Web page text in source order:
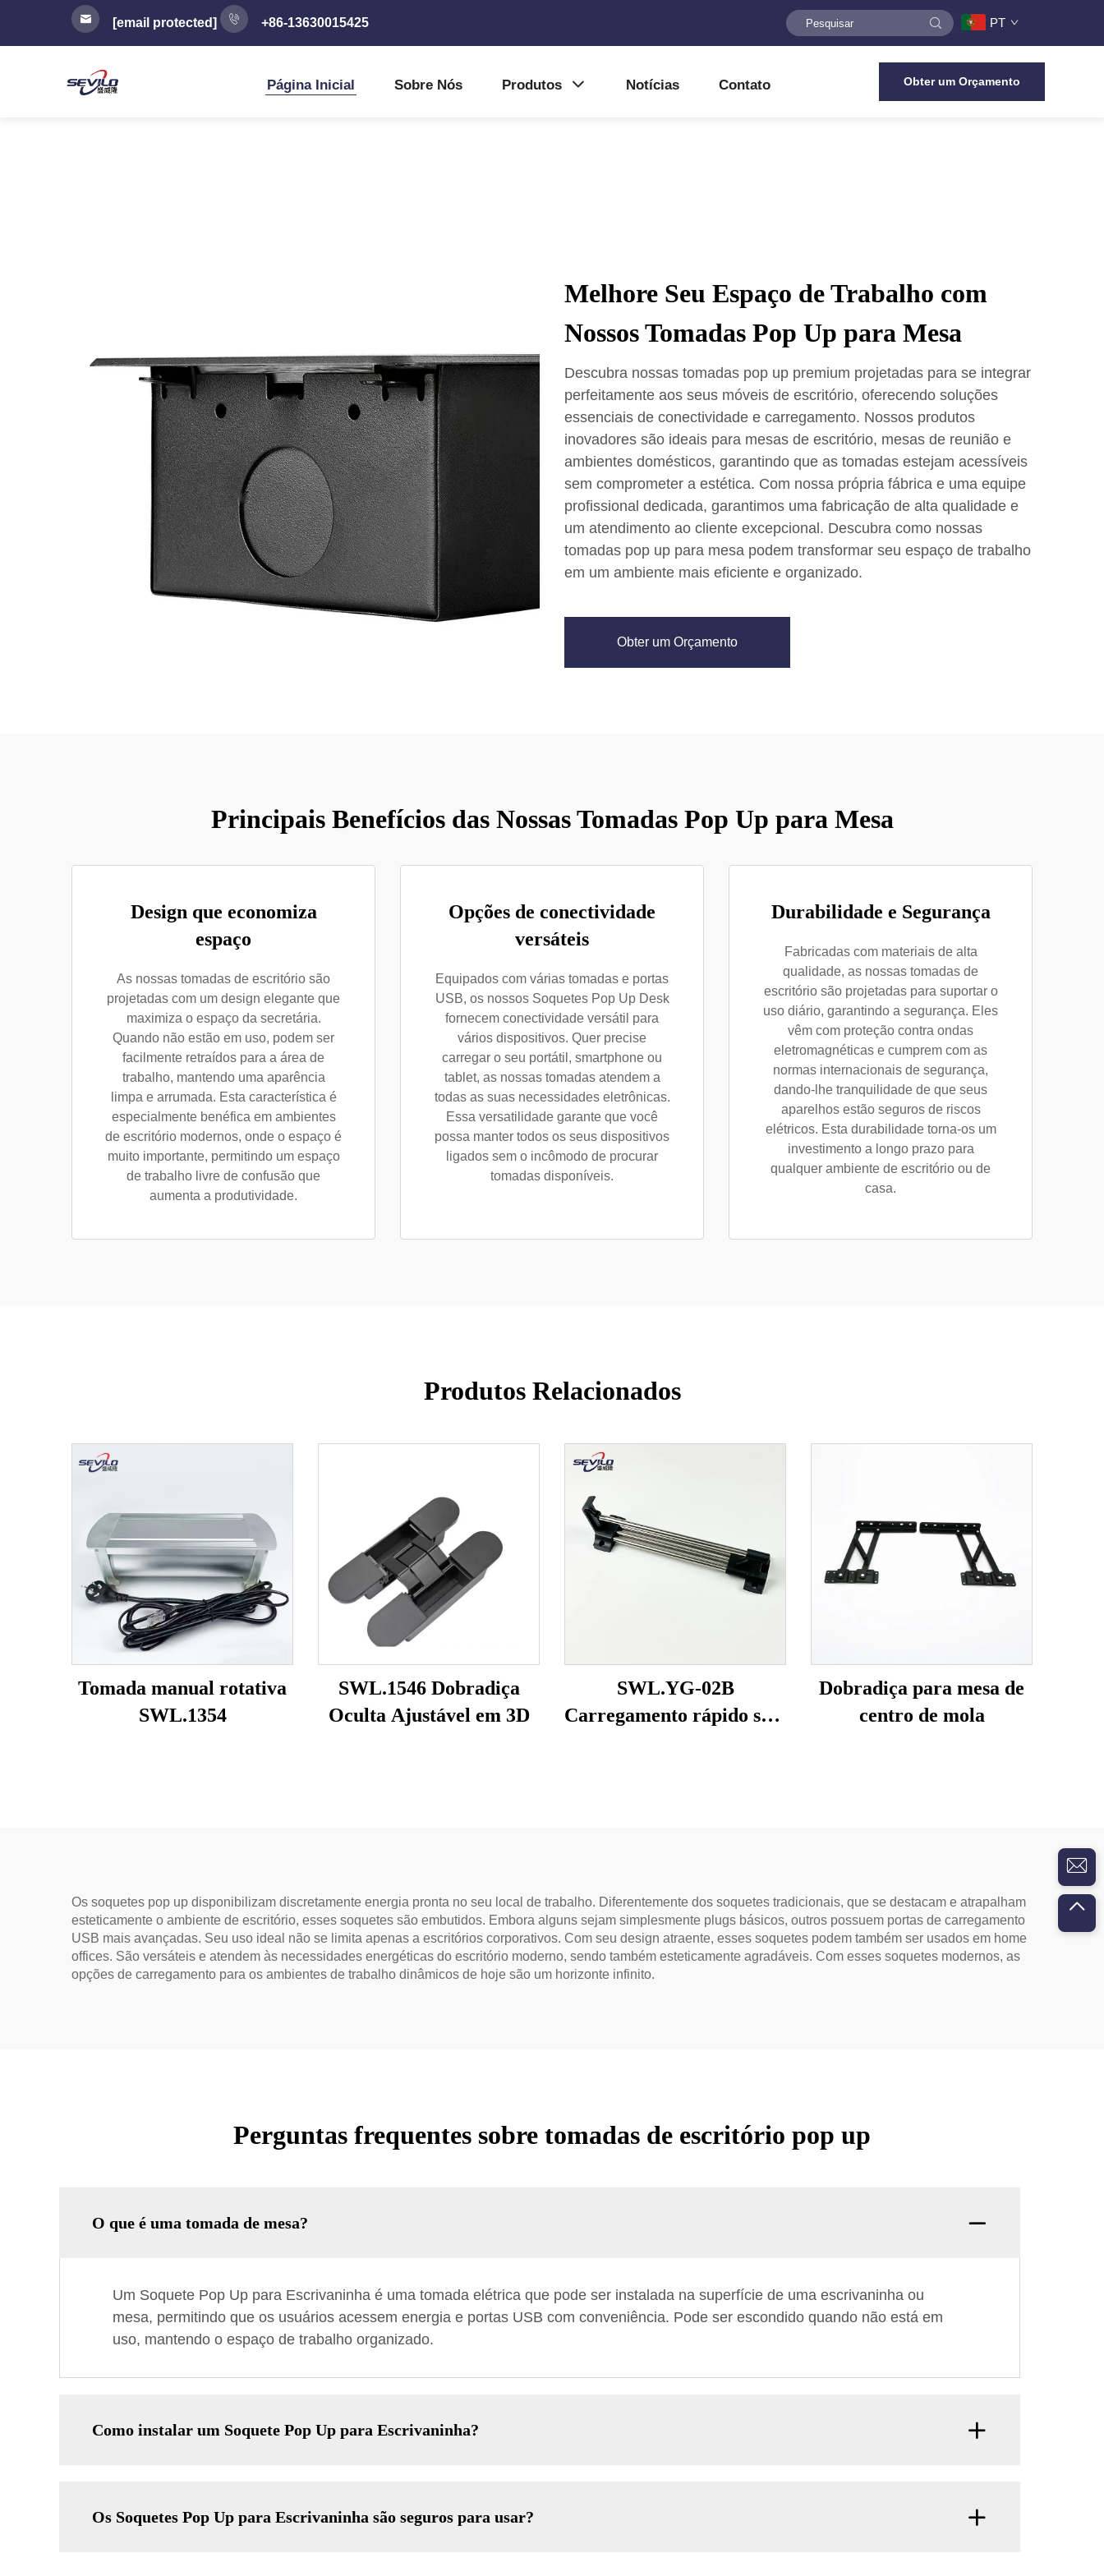
[email protected] +86-13630015425 PT
Página Inicial Sobre Nós Produtos Notícias Contato Obter um Orçamento
Melhore Seu Espaço de Trabalho com
Nossos Tomadas Pop Up para Mesa
Descubra nossas tomadas pop up premium projetadas para se integrar
perfeitamente aos seus móveis de escritório, oferecendo soluções
essenciais de conectividade e carregamento. Nossos produtos
inovadores são ideais para mesas de escritório, mesas de reunião e
ambientes domésticos, garantindo que as tomadas estejam acessíveis
sem comprometer a estética. Com nossa própria fábrica e uma equipe
profissional dedicada, garantimos uma fabricação de alta qualidade e
um atendimento ao cliente excepcional. Descubra como nossas
tomadas pop up para mesa podem transformar seu espaço de trabalho
em um ambiente mais eficiente e organizado.
Obter um Orçamento
Principais Benefícios das Nossas Tomadas Pop Up para Mesa
Design que economiza
espaço
As nossas tomadas de escritório são
projetadas com um design elegante que
maximiza o espaço da secretária.
Quando não estão em uso, podem ser
facilmente retraídos para a área de
trabalho, mantendo uma aparência
limpa e arrumada. Esta característica é
especialmente benéfica em ambientes
de escritório modernos, onde o espaço é
muito importante, permitindo um espaço
de trabalho livre de confusão que
aumenta a produtividade.
Opções de conectividade
versáteis
Equipados com várias tomadas e portas
USB, os nossos Soquetes Pop Up Desk
fornecem conectividade versátil para
vários dispositivos. Quer precise
carregar o seu portátil, smartphone ou
tablet, as nossas tomadas atendem a
todas as suas necessidades eletrônicas.
Essa versatilidade garante que você
possa manter todos os seus dispositivos
ligados sem o incômodo de procurar
tomadas disponíveis.
Durabilidade e Segurança
Fabricadas com materiais de alta
qualidade, as nossas tomadas de
escritório são projetadas para suportar o
uso diário, garantindo a segurança. Eles
vêm com proteção contra ondas
eletromagnéticas e cumprem com as
normas internacionais de segurança,
dando-lhe tranquilidade de que seus
aparelhos estão seguros de riscos
elétricos. Esta durabilidade torna-os um
investimento a longo prazo para
qualquer ambiente de escritório ou de
casa.
Produtos Relacionados
Tomada manual rotativa
SWL.1354
SWL.1546 Dobradiça
Oculta Ajustável em 3D
SWL.YG-02B
Carregamento rápido sem
Dobradiça para mesa de
centro de mola
Os soquetes pop up disponibilizam discretamente energia pronta no seu local de trabalho. Diferentemente dos soquetes tradicionais, que se destacam e atrapalham
esteticamente o ambiente de escritório, esses soquetes são embutidos. Embora alguns sejam simplesmente plugs básicos, outros possuem portas de carregamento
USB mais avançadas. Seu uso ideal não se limita apenas a escritórios corporativos. Com seu design atraente, esses soquetes podem também ser usados em home
offices. São versáteis e atendem às necessidades energéticas do escritório moderno, sendo também esteticamente agradáveis. Com esses soquetes modernos, as
opções de carregamento para os ambientes de trabalho dinâmicos de hoje são um horizonte infinito.
Perguntas frequentes sobre tomadas de escritório pop up
O que é uma tomada de mesa?
Um Soquete Pop Up para Escrivaninha é uma tomada elétrica que pode ser instalada na superfície de uma escrivaninha ou
mesa, permitindo que os usuários acessem energia e portas USB com conveniência. Pode ser escondido quando não está em
uso, mantendo o espaço de trabalho organizado.
Como instalar um Soquete Pop Up para Escrivaninha?
Os Soquetes Pop Up para Escrivaninha são seguros para usar?